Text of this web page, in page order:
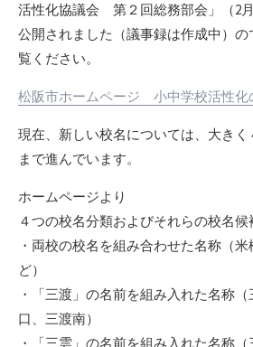
活性化協議会 第２回総務部会」（2
公開されました（議事録は作成中）
覧ください。
松阪市ホームページ 小中学校活性化
現在、新しい校名については、大き
まで進んでいます。
ホームページより
４つの校名分類およびそれらの校名候
・両校の校名を組み合わせた名称（
ど）
・「三渡」の名前を組み入れた名称
口、三渡南）
・「三雲」の名前を組み入れた名称